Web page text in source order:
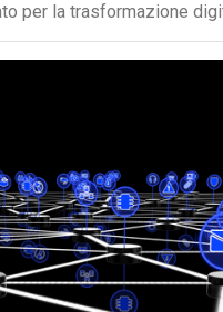
per la trasformazione